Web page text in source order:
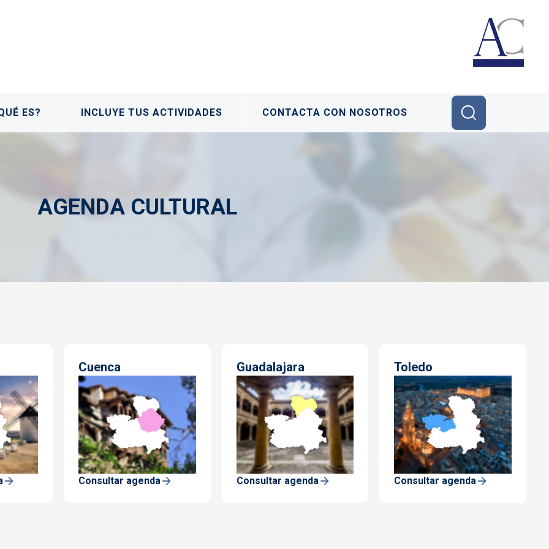
ES? INCLUYE TUS ACTIVIDADES CONTACTA CON NOSOTROS
AGENDA CULTURAL
Cuenca
Consultar agenda
Guadalajara
Consultar agenda
Toledo
Consultar agenda